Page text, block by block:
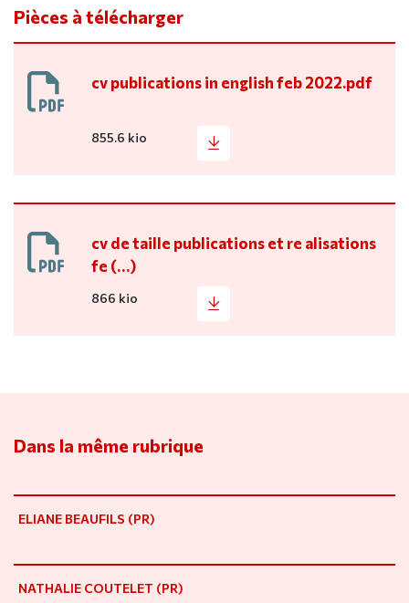
Pièces à télécharger
cv publications in english feb 2022.pdf
855.6 kio
cv de taille publications et re alisations
fe (…)
866 kio
Dans la même rubrique
ELIANE BEAUFILS (PR)
NATHALIE COUTELET (PR)